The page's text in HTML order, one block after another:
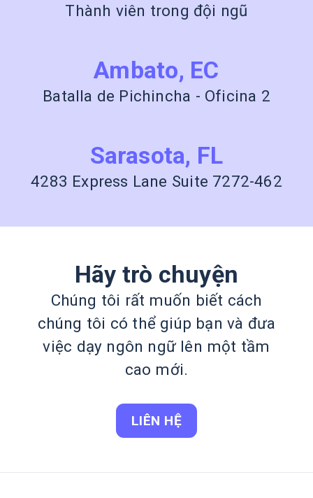
Thành viên trong đội ngũ
Ambato, EC
Batalla de Pichincha - Oficina 2
Sarasota, FL
4283 Express Lane Suite 7272-462
Hãy trò chuyện
Chúng tôi rất muốn biết cách
chúng tôi có thể giúp bạn và đưa
việc dạy ngôn ngữ lên một tầm
cao mới.
LIÊN HỆ